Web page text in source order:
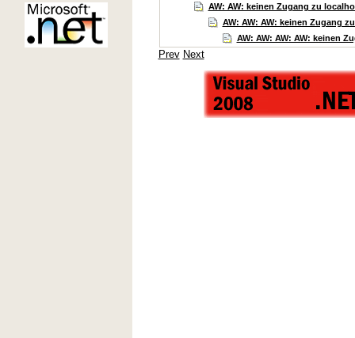
AW: AW: keinen Zugang zu
AW: AW: AW: keinen Zugang
AW: AW: AW: AW: keinen
Prev Next